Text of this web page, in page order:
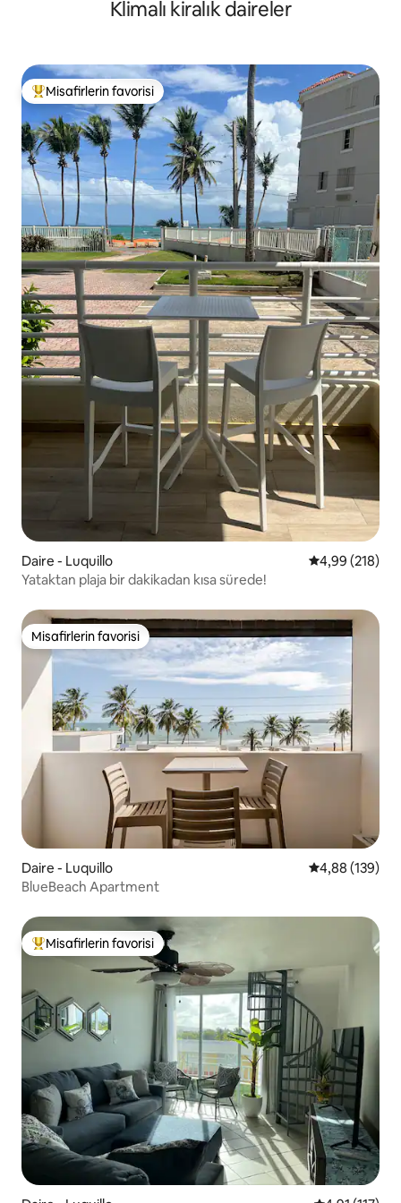
/ 4 Yatak OdasıKlimalı kiralık daireler
Misafirlerin favorilerinden en beğenilenler arasında
Misafirlerin favorisi
Daire - Luquillo 5 üzerinden
4,99 (218)
Yataktan plaja bir dakikadan kısa sürede!
Misafirlerin favorisi
Misafirlerin favorisi
Daire - Luquillo 5 üzerinden
4,88 (139)
BlueBeach Apartment
Misafirlerin favorilerinden en beğenilenler arasında
Misafirlerin favorisi